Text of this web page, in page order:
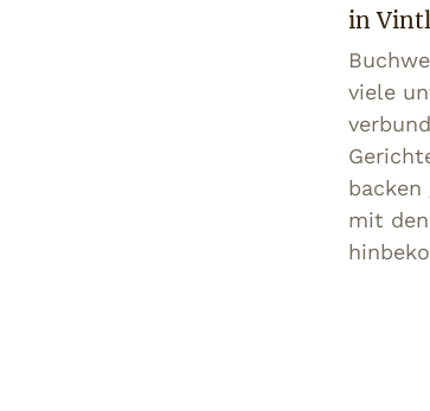
in Vintl
viele
backen
mit